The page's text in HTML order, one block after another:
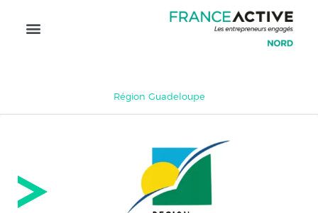
Région Guadeloupe